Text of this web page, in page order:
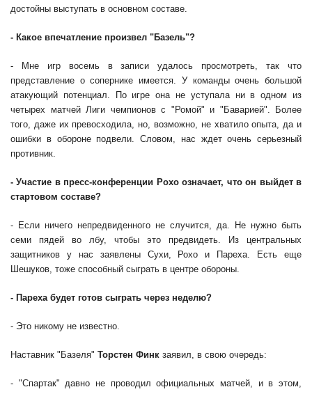
достойны выступать в основном составе.
- Какое впечатление произвел "Базель"?
- Мне игр восемь в записи удалось просмотреть, так что
представление о сопернике имеется. У команды очень большой
атакующий потенциал. По игре она не уступала ни в одном из
четырех матчей Лиги чемпионов с "Ромой" и "Баварией". Более
того, даже их превосходила, но, возможно, не хватило опыта, да и
ошибки в обороне подвели. Словом, нас ждет очень серьезный
противник.
- Участие в пресс-конференции Рохо означает, что он выйдет в
стартовом составе?
- Если ничего непредвиденного не случится, да. Не нужно быть
семи пядей во лбу, чтобы это предвидеть. Из центральных
защитников у нас заявлены Сухи, Рохо и Пареха. Есть еще
Шешуков, тоже способный сыграть в центре обороны.
- Пареха будет готов сыграть через неделю?
- Это никому не известно.
Наставник "Базеля" Торстен Финк заявил, в свою очередь:
- "Спартак" давно не проводил официальных матчей, и в этом,